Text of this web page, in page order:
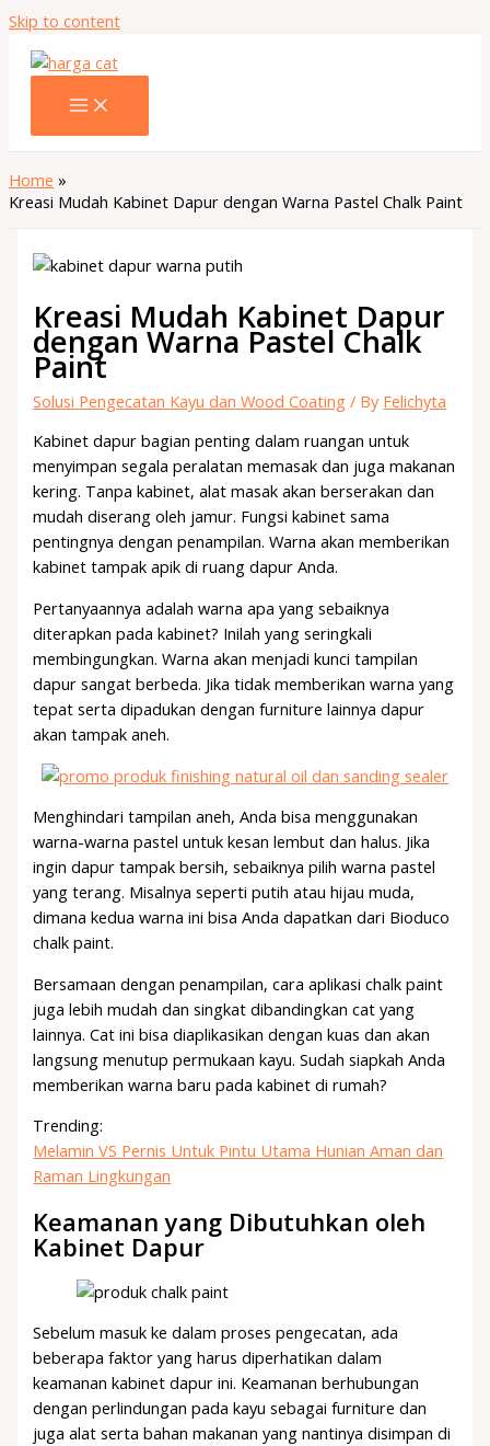
Skip to content
Home
Kreasi Mudah Kabinet Dapur dengan Warna Pastel Chalk Paint
Kreasi Mudah Kabinet Dapur
dengan Warna Pastel Chalk
Paint
Solusi Pengecatan Kayu dan Wood Coating / By Felichyta
Kabinet dapur bagian penting dalam ruangan untuk
menyimpan segala peralatan memasak dan juga makanan
kering. Tanpa kabinet, alat masak akan berserakan dan
mudah diserang oleh jamur. Fungsi kabinet sama
pentingnya dengan penampilan. Warna akan memberikan
kabinet tampak apik di ruang dapur Anda.
Pertanyaannya adalah warna apa yang sebaiknya
diterapkan pada kabinet? Inilah yang seringkali
membingungkan. Warna akan menjadi kunci tampilan
dapur sangat berbeda. Jika tidak memberikan warna yang
tepat serta dipadukan dengan furniture lainnya dapur
akan tampak aneh.
Menghindari tampilan aneh, Anda bisa menggunakan
warna-warna pastel untuk kesan lembut dan halus. Jika
ingin dapur tampak bersih, sebaiknya pilih warna pastel
yang terang. Misalnya seperti putih atau hijau muda,
dimana kedua warna ini bisa Anda dapatkan dari Bioduco
chalk paint.
Bersamaan dengan penampilan, cara aplikasi chalk paint
juga lebih mudah dan singkat dibandingkan cat yang
lainnya. Cat ini bisa diaplikasikan dengan kuas dan akan
langsung menutup permukaan kayu. Sudah siapkah Anda
memberikan warna baru pada kabinet di rumah?
Trending:
Melamin VS Pernis Untuk Pintu Utama Hunian Aman dan
Raman Lingkungan
Keamanan yang Dibutuhkan oleh
Kabinet Dapur
Sebelum masuk ke dalam proses pengecatan, ada
beberapa faktor yang harus diperhatikan dalam
keamanan kabinet dapur ini. Keamanan berhubungan
dengan perlindungan pada kayu sebagai furniture dan
juga alat serta bahan makanan yang nantinya disimpan di